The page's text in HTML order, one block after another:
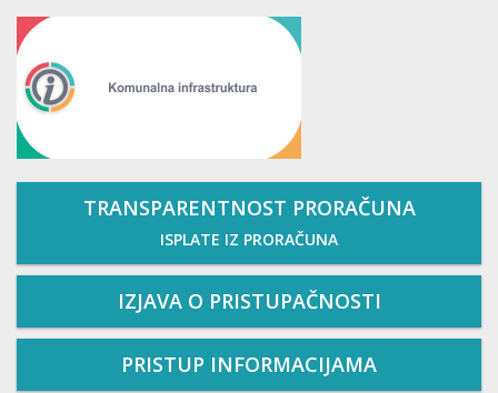
TRANSPARENTNOST PRORAČUNA
ISPLATE IZ PRORAČUNA
IZJAVA O PRISTUPAČNOSTI
PRISTUP INFORMACIJAMA